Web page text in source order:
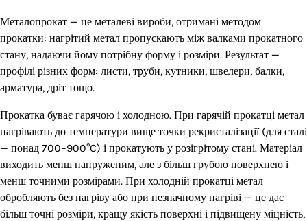
Металопрокат — це металеві вироби, отримані методом
прокатки: нагрітий метал пропускають між валками прокатного
стану, надаючи йому потрібну форму і розміри. Результат —
профілі різних форм: листи, труби, кутники, швелери, балки,
арматура, дріт тощо.
Прокатка буває гарячою і холодною. При гарячій прокатці метал
нагрівають до температури вище точки рекристалізації (для сталі
— понад 700–900°C) і прокатують у розігрітому стані. Матеріал
виходить менш напруженим, але з більш грубою поверхнею і
менш точними розмірами. При холодній прокатці метал
обробляють без нагріву або при незначному нагріві — це дає
більш точні розміри, кращу якість поверхні і підвищену міцність,